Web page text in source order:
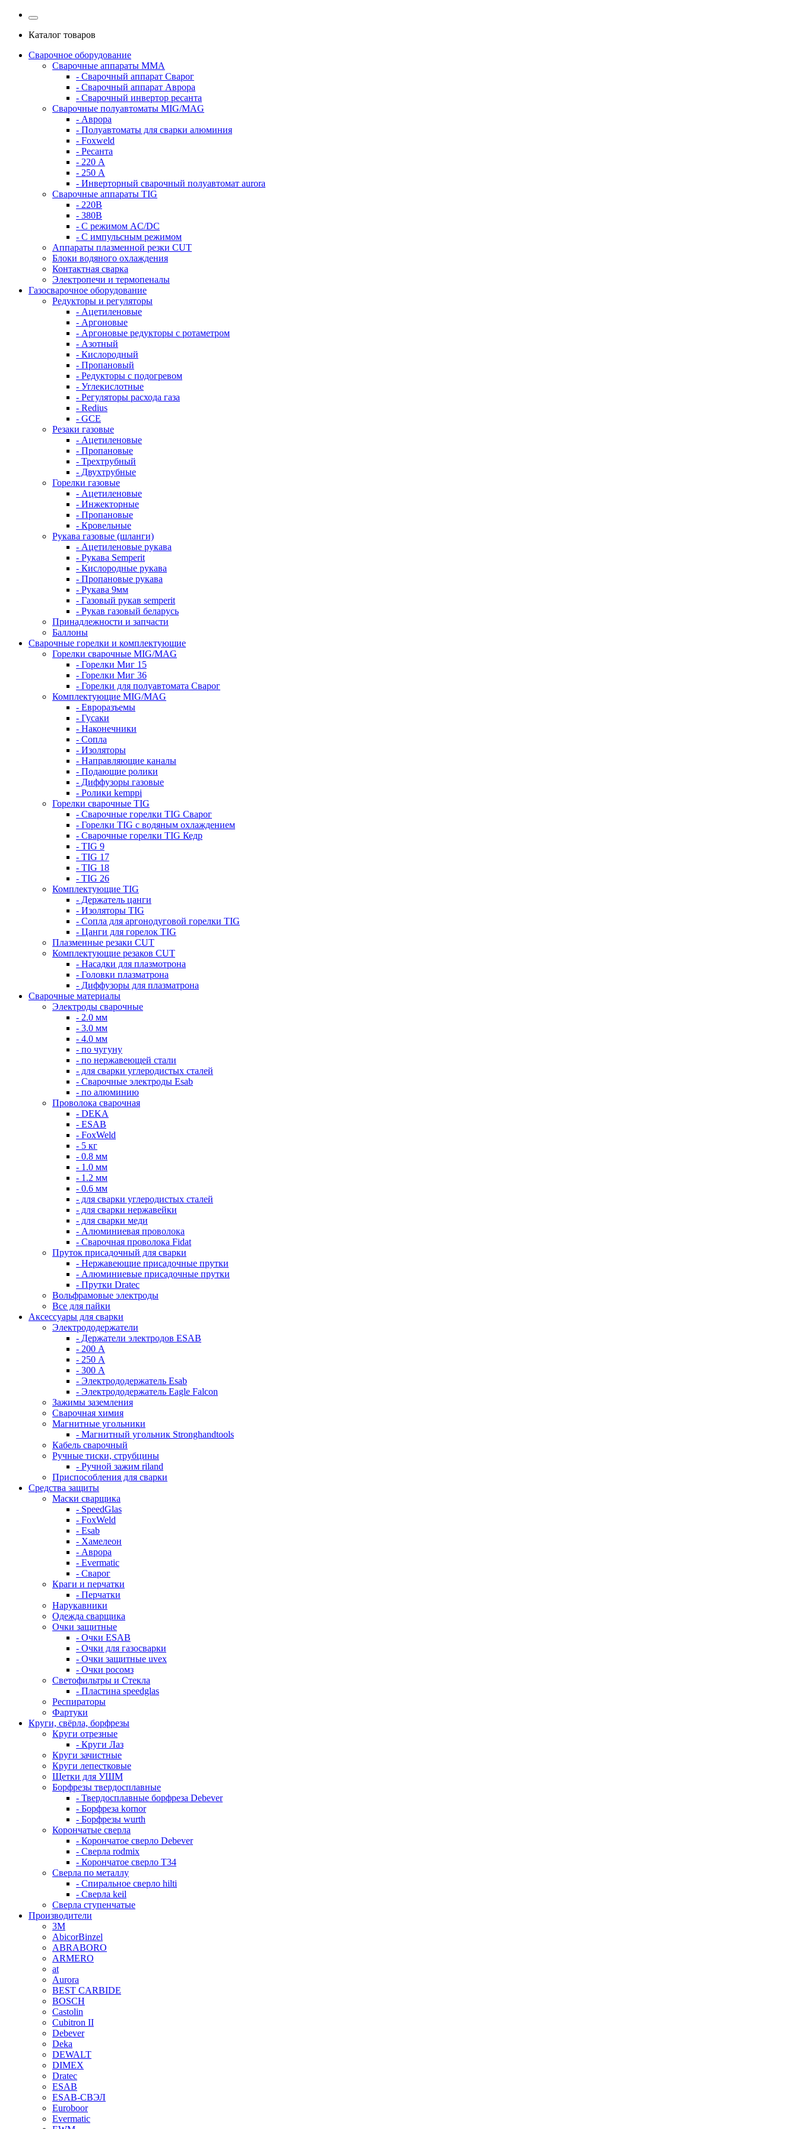
Каталог товаров
Сварочное оборудование
Сварочные аппараты MMA
- Сварочный аппарат Сварог
- Сварочный аппарат Аврора
- Сварочный инвертор ресанта
Сварочные полуавтоматы MIG/MAG
- Аврора
- Полуавтоматы для сварки алюминия
- Foxweld
- Ресанта
- 220 А
- 250 А
- Инверторный сварочный полуавтомат aurora
Сварочные аппараты TIG
- 220В
- 380В
- С режимом AC/DC
- С импульсным режимом
Аппараты плазменной резки CUT
Блоки водяного охлаждения
Контактная сварка
Электропечи и термопеналы
Газосварочное оборудование
Редукторы и регуляторы
- Ацетиленовые
- Аргоновые
- Аргоновые редукторы с ротаметром
- Азотный
- Кислородный
- Пропановый
- Редукторы с подогревом
- Углекислотные
- Регуляторы расхода газа
- Redius
- GCE
Резаки газовые
- Ацетиленовые
- Пропановые
- Трехтрубный
- Двухтрубные
Горелки газовые
- Ацетиленовые
- Инжекторные
- Пропановые
- Кровельные
Рукава газовые (шланги)
- Ацетиленовые рукава
- Рукава Semperit
- Кислородные рукава
- Пропановые рукава
- Рукава 9мм
- Газовый рукав semperit
- Рукав газовый беларусь
Принадлежности и запчасти
Баллоны
Сварочные горелки и комплектующие
Горелки сварочные MIG/MAG
- Горелки Миг 15
- Горелки Миг 36
- Горелки для полуавтомата Сварог
Комплектующие MIG/MAG
- Евроразъемы
- Гусаки
- Наконечники
- Сопла
- Изоляторы
- Направляющие каналы
- Подающие ролики
- Диффузоры газовые
- Ролики kemppi
Горелки сварочные TIG
- Сварочные горелки TIG Сварог
- Горелки TIG с водяным охлаждением
- Сварочные горелки TIG Кедр
- TIG 9
- TIG 17
- TIG 18
- TIG 26
Комплектующие TIG
- Держатель цанги
- Изоляторы TIG
- Сопла для аргонодуговой горелки TIG
- Цанги для горелок TIG
Плазменные резаки CUT
Комплектующие резаков CUT
- Насадки для плазмотрона
- Головки плазматрона
- Диффузоры для плазматрона
Сварочные материалы
Электроды сварочные
- 2.0 мм
- 3.0 мм
- 4.0 мм
- по чугуну
- по нержавеющей стали
- для сварки углеродистых сталей
- Сварочные электроды Esab
- по алюминию
Проволока сварочная
- DEKA
- ESAB
- FoxWeld
- 5 кг
- 0.8 мм
- 1.0 мм
- 1.2 мм
- 0.6 мм
- для сварки углеродистых сталей
- для сварки нержавейки
- для сварки меди
- Алюминиевая проволока
- Сварочная проволока Fidat
Пруток присадочный для сварки
- Нержавеющие присадочные прутки
- Алюминиевые присадочные прутки
- Прутки Dratec
Вольфрамовые электроды
Все для пайки
Аксессуары для сварки
Электрододержатели
- Держатели электродов ESAB
- 200 А
- 250 А
- 300 А
- Электрододержатель Esab
- Электрододержатель Eagle Falcon
Зажимы заземления
Сварочная химия
Магнитные угольники
- Магнитный угольник Stronghandtools
Кабель сварочный
Ручные тиски, струбцины
- Ручной зажим riland
Приспособления для сварки
Средства защиты
Маски сварщика
- SpeedGlas
- FoxWeld
- Esab
- Хамелеон
- Аврора
- Evermatic
- Сварог
Краги и перчатки
- Перчатки
Нарукавники
Одежда сварщика
Очки защитные
- Очки ESAB
- Очки для газосварки
- Очки защитные uvex
- Очки росомз
Светофильтры и Стекла
- Пластина speedglas
Респираторы
Фартуки
Круги, свёрла, борфрезы
Круги отрезные
- Круги Лаз
Круги зачистные
Круги лепестковые
Щетки для УШМ
Борфрезы твердосплавные
- Твердосплавные борфреза Debever
- Борфреза kornor
- Борфрезы wurth
Корончатые сверла
- Корончатое сверло Debever
- Сверла rodmix
- Корончатое сверло T34
Сверла по металлу
- Спиральное сверло hilti
- Сверла keil
Сверла ступенчатые
Производители
3M
AbicorBinzel
ABRABORO
ARMERO
at
Aurora
BEST CARBIDE
BOSCH
Castolin
Cubitron II
Debever
Deka
DEWALT
DIMEX
Dratec
ESAB
ESAB-СВЭЛ
Euroboor
Evermatic